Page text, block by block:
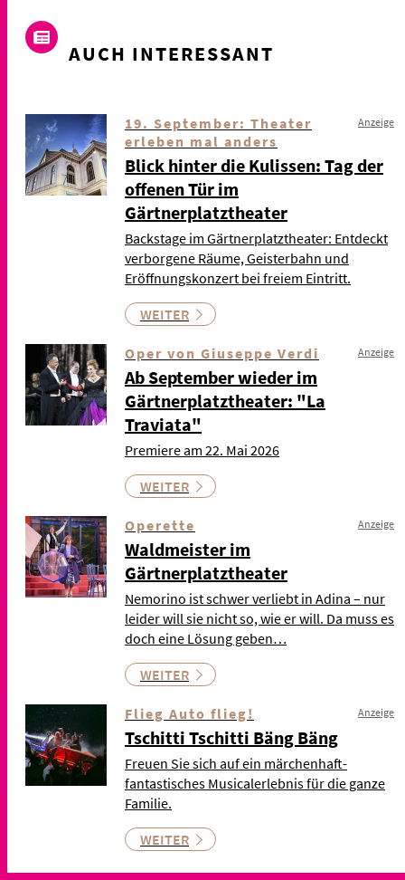
AUCH INTERESSANT
19. September: Theater
erleben mal anders
Anzeige
Blick hinter die Kulissen: Tag der
offenen Tür im
Gärtnerplatztheater
Backstage im Gärtnerplatztheater: Entdeckt
verborgene Räume, Geisterbahn und
Eröffnungskonzert bei freiem Eintritt.
WEITER
Oper von Giuseppe Verdi Anzeige
Ab September wieder im
Gärtnerplatztheater: "La
Traviata"
Premiere am 22. Mai 2026
WEITER
Operette Anzeige
Waldmeister im
Gärtnerplatztheater
Nemorino ist schwer verliebt in Adina – nur
leider will sie nicht so, wie er will. Da muss es
doch eine Lösung geben…
WEITER
Flieg Auto flieg! Anzeige
Tschitti Tschitti Bäng Bäng
Freuen Sie sich auf ein märchenhaft-
fantastisches Musicalerlebnis für die ganze
Familie.
WEITER